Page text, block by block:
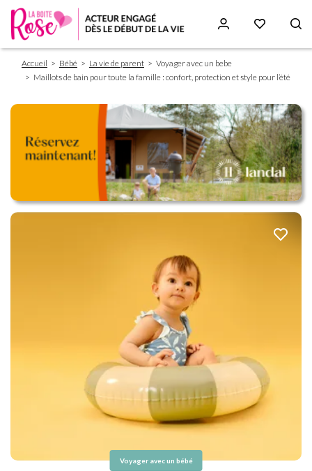
Fil
d'Ariane
Accueil Bébé La vie de parent
Voyager avec un bebe
Maillots de bain pour toute la famille : confort, protection et style pour l’été
Voyager avec un bébé